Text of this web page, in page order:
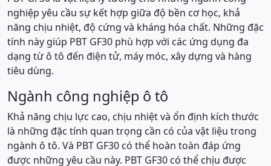
nghiệp yêu cầu sự kết hợp giữa độ bền cơ học, khả
năng chịu nhiệt, độ cứng và kháng hóa chất. Những đặc
tính này giúp PBT GF30 phù hợp với các ứng dụng đa
dạng từ ô tô đến điện tử, máy móc, xây dựng và hàng
tiêu dùng.
Ngành công nghiệp ô tô
Khả năng chịu lực cao, chịu nhiệt và ổn định kích thước
là những đặc tính quan trọng cần có của vật liệu trong
ngành ô tô. Và PBT GF30 có thể hoàn toàn đáp ứng
được những yêu cầu này. PBT GF30 có thể chịu được